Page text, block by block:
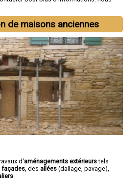
dans les villes suivantes :Nevers,
Varennes-Vauzelles,Decize,La Charité-
,Clamecy,Imphy,Garchizy, La
de maisons anciennes
d'aménagements extérieurstels
façades , des allées (dallage, pavage),